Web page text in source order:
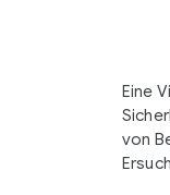
Eine
von